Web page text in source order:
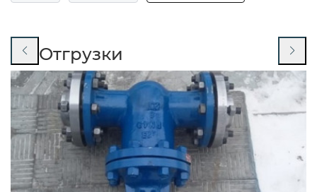
14нж19п 14нж19ст
15кч16нж ду32 15кч16нж ду32 ру25
15кч16п 15кч16п ду50
15кч16п фланцевый 15кч16п1
15кч16п1 ду32 15кч16п1 ду32 ру25
Отгрузки